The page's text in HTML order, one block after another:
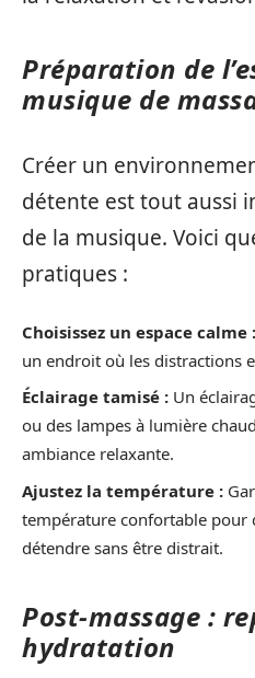
Préparation de
musique de
Créer un
détente est tout aussi
de la musique. Voici
pratiques :
Choisissez un espace calme :
un endroit où les distractions
Éclairage tamisé : Un
ou des lampes à lumière
ambiance relaxante.
Ajustez la température :
température confortable pour
détendre sans être distrait.
Post-massage :
hydratation